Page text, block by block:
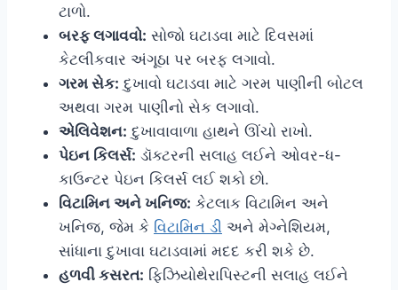
ટાળો.
બરફ લગાવવો: સોજો ઘટાડવા માટે દિવસમાં
કેટલીકવાર અંગૂઠા પર બરફ લગાવો.
ગરમ સેક: દુખાવો ઘટાડવા માટે ગરમ પાણીની બોટલ
અથવા ગરમ પાણીનો સેક લગાવો.
એલિવેશન: દુખાવાવાળા હાથને ઊંચો રાખો.
પેઇન કિલર્સ: ડૉક્ટરની સલાહ લઈને ઓવર-ધ-
કાઉન્ટર પેઇન કિલર્સ લઈ શકો છો.
વિટામિન અને ખનિજ: કેટલાક વિટામિન અને
ખનિજ, જેમ કે વિટામિન ડી અને મેગ્નેશિયમ,
સાંધાના દુખાવા ઘટાડવામાં મદદ કરી શકે છે.
હળવી કસરત: ફિઝિયોથેરાપિસ્ટની સલાહ લઈને